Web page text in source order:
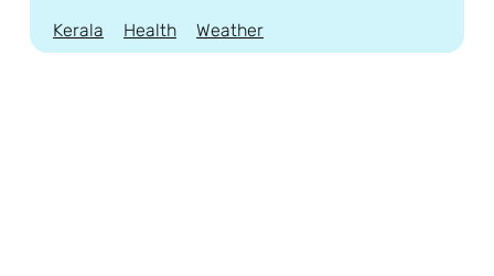
Kerala Health Weather